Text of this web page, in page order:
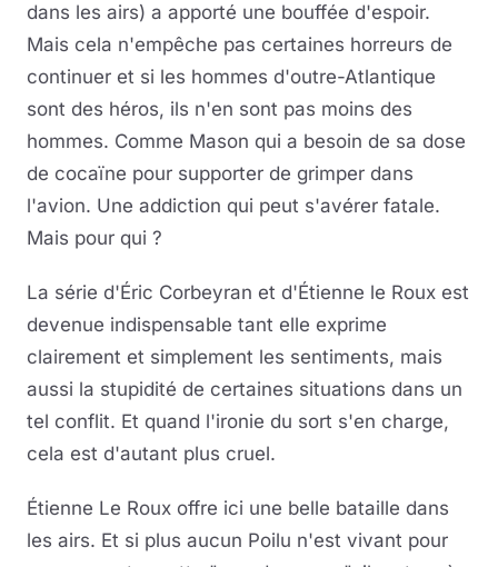
dans les airs) a apporté une bouffée d'espoir.
Mais cela n'empêche pas certaines horreurs de
continuer et si les hommes d'outre-Atlantique
sont des héros, ils n'en sont pas moins des
hommes. Comme Mason qui a besoin de sa dose
de cocaïne pour supporter de grimper dans
l'avion. Une addiction qui peut s'avérer fatale.
Mais pour qui ?
La série d'Éric Corbeyran et d'Étienne le Roux est
devenue indispensable tant elle exprime
clairement et simplement les sentiments, mais
aussi la stupidité de certaines situations dans un
tel conflit. Et quand l'ironie du sort s'en charge,
cela est d'autant plus cruel.
Étienne Le Roux offre ici une belle bataille dans
les airs. Et si plus aucun Poilu n'est vivant pour